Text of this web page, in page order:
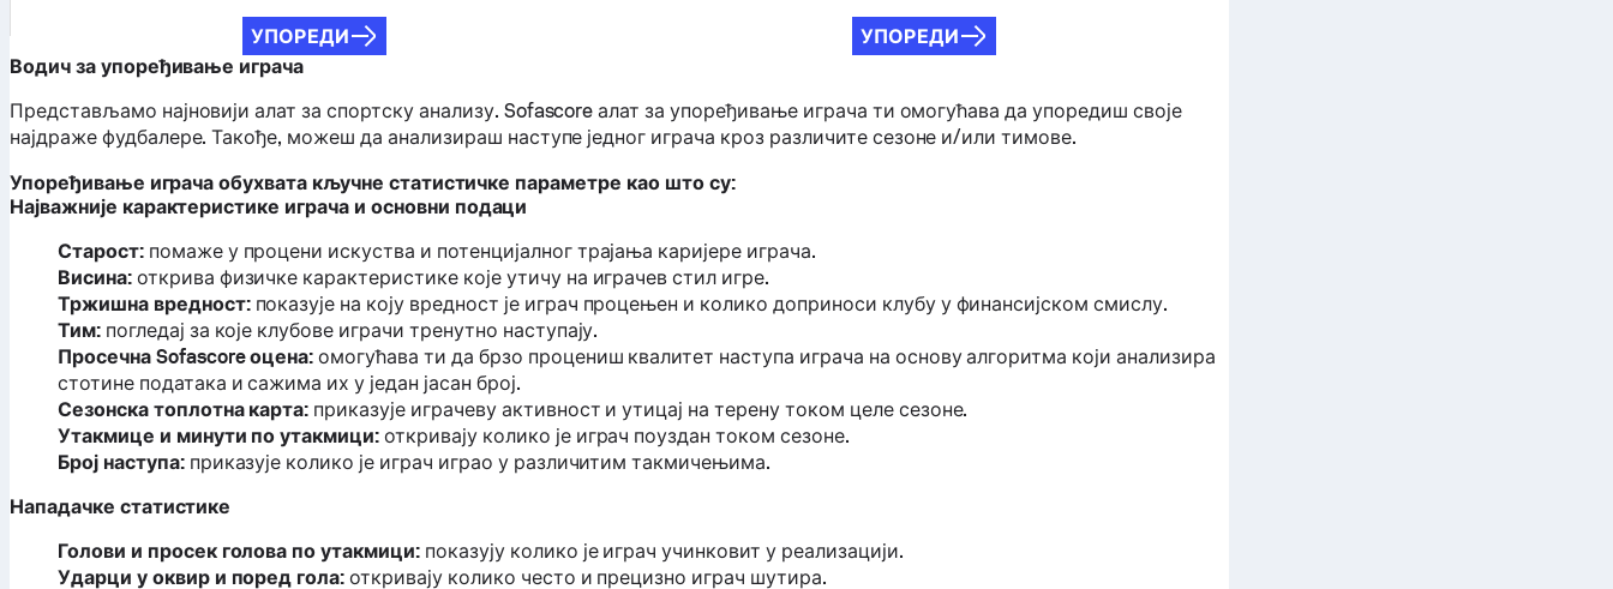
УПОРЕДИ
УПОРЕДИ
Водич за упоређивање играча
Представљамо најновији алат за спортску анализу. Sofascore алат за упоређивање играча ти омогућава да упоредиш своје
најдраже фудбалере. Такође, можеш да анализираш наступе једног играча кроз различите сезоне и/или тимове.
Упоређивање играча обухвата кључне статистичке параметре као што су:
Најважније карактеристике играча и основни подаци
Старост:помаже у процени искуства и потенцијалног трајања каријере играча.
Висина:открива физичке карактеристике које утичу на играчев стил игре.
Тржишна вредност:показује на коју вредност је играч процењен и колико доприноси клубу у финансијском смислу.
Тим:погледај за које клубове играчи тренутно наступају.
Просечна Sofascore оцена: омогућава ти да брзо процениш квалитет наступа играча на основу алгоритма који анализира
стотине података и сажима их у један јасан број.
Сезонска топлотна карта: приказује играчеву активност и утицај на терену током целе сезоне.
Утакмице и минути по утакмици: откривају колико је играч поуздан током сезоне.
Број наступа:приказује колико је играч играо у различитим такмичењима.
Нападачке статистике
Голови и просек голова по утакмици: показују колико је играч учинковит у реализацији.
Ударци у оквир и поред гола: откривају колико често и прецизно играч шутира.